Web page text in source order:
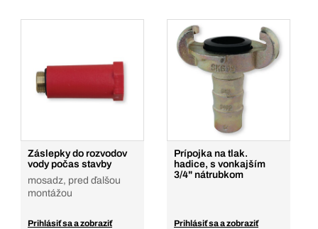
Záslepky do rozvodov
vody počas stavby
mosadz, pred ďalšou
montážou
Prihlásiť sa a zobraziť
Prípojka na tlak.
hadice, s vonkajším
3/4" nátrubkom
Prihlásiť sa a zobraziť